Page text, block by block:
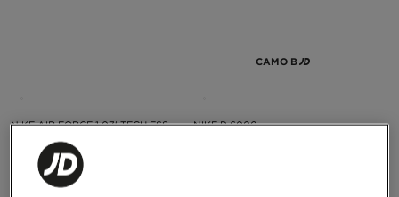
NIKE AIR FORCE 1 07' TECH ESS
119,99 €
234,68 ЛВ.
САМО В
NIKE P-6000